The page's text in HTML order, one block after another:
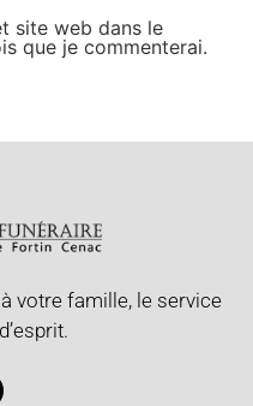
site web dans le
que je commenterai.
votre famille, le service